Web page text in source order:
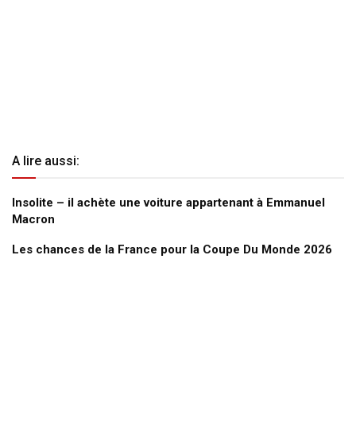
A lire aussi:
Insolite – il achète une voiture appartenant à Emmanuel
Macron
Les chances de la France pour la Coupe Du Monde 2026